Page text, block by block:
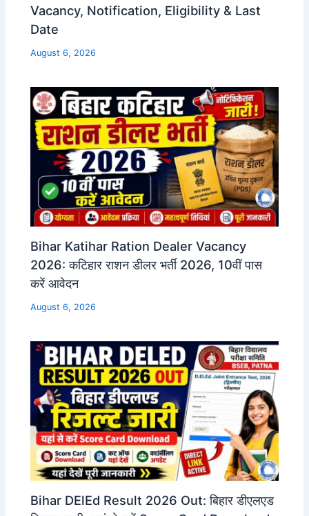
Vacancy, Notification, Eligibility & Last
Date
August 6, 2026
Bihar Katihar Ration Dealer Vacancy
2026: कटिहार राशन डीलर भर्ती 2026, 10वीं पास
करें आवेदन
August 6, 2026
Bihar DElEd Result 2026 Out: बिहार डीएलएड